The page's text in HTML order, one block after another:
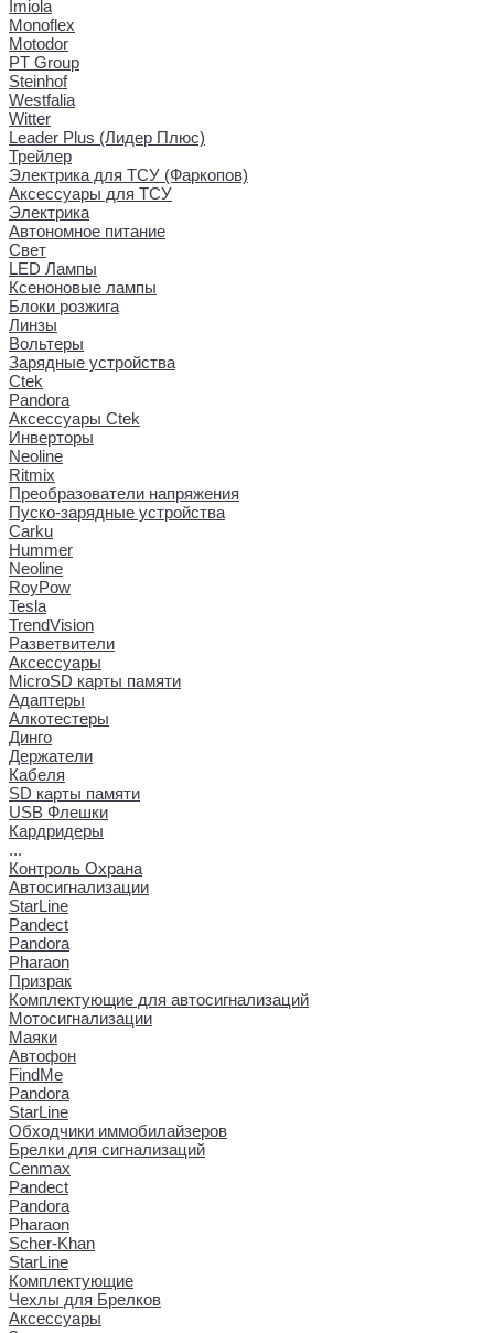
Imiola
Monoflex
Motodor
PT Group
Steinhof
Westfalia
Witter
Leader Plus (Лидер Плюс)
Трейлер
Электрика для ТСУ (Фаркопов)
Аксессуары для ТСУ
Электрика
Автономное питание
Свет
LED Лампы
Ксеноновые лампы
Блоки розжига
Линзы
Вольтеры
Зарядные устройства
Ctek
Pandora
Аксессуары Ctek
Инверторы
Neoline
Ritmix
Преобразователи напряжения
Пуско-зарядные устройства
Carku
Hummer
Neoline
RoyPow
Tesla
TrendVision
Разветвители
Аксессуары
MicroSD карты памяти
Адаптеры
Алкотестеры
Динго
Держатели
Кабеля
SD карты памяти
USB Флешки
Кардридеры
...
Контроль Охрана
Автосигнализации
StarLine
Pandect
Pandora
Pharaon
Призрак
Комплектующие для автосигнализаций
Мотосигнализации
Маяки
Автофон
FindMe
Pandora
StarLine
Обходчики иммобилайзеров
Брелки для сигнализаций
Cenmax
Pandect
Pandora
Pharaon
Scher-Khan
StarLine
Комплектующие
Чехлы для Брелков
Аксессуары